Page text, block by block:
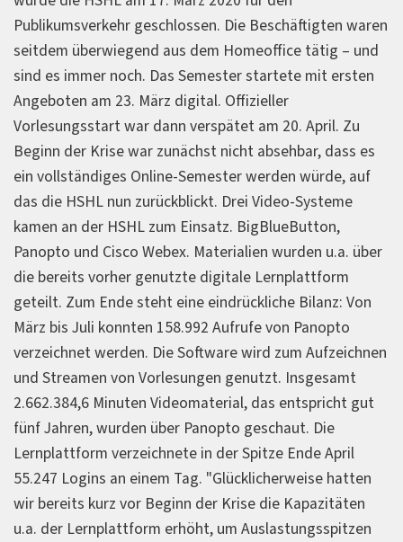
Publikumsverkehr geschlossen. Die Beschäftigten waren
seitdem überwiegend aus dem Homeoffice tätig – und
sind es immer noch. Das Semester startete mit ersten
Angeboten am 23. März digital. Offizieller
Vorlesungsstart war dann verspätet am 20. April. Zu
Beginn der Krise war zunächst nicht absehbar, dass es
ein vollständiges Online-Semester werden würde, auf
das die HSHL nun zurückblickt. Drei Video-Systeme
kamen an der HSHL zum Einsatz. BigBlueButton,
Panopto und Cisco Webex. Materialien wurden u.a. über
die bereits vorher genutzte digitale Lernplattform
geteilt. Zum Ende steht eine eindrückliche Bilanz: Von
März bis Juli konnten 158.992 Aufrufe von Panopto
verzeichnet werden. Die Software wird zum Aufzeichnen
und Streamen von Vorlesungen genutzt. Insgesamt
2.662.384,6 Minuten Videomaterial, das entspricht gut
fünf Jahren, wurden über Panopto geschaut. Die
Lernplattform verzeichnete in der Spitze Ende April
55.247 Logins an einem Tag. "Glücklicherweise hatten
wir bereits kurz vor Beginn der Krise die Kapazitäten
u.a. der Lernplattform erhöht, um Auslastungsspitzen